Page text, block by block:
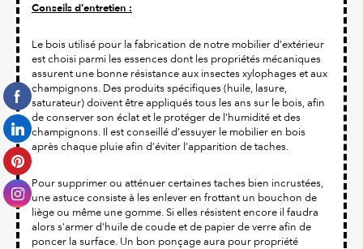
Conseils d’entretien :
Le bois utilisé pour la fabrication de notre mobilier d’extérieur
est choisi parmi les essences dont les propriétés mécaniques
assurent une bonne résistance aux insectes xylophages et aux
champignons. Des produits spécifiques (huile, lasure,
saturateur) doivent être appliqués tous les ans sur le bois, afin
de conserver son éclat et le protéger de l’humidité et des
champignons. Il est conseillé d’essuyer le mobilier en bois
après chaque pluie afin d’éviter l’apparition de taches.
Pour supprimer ou atténuer certaines taches bien incrustées,
une astuce consiste à les enlever en frottant un bouchon de
liège ou même une gomme. Si elles résistent encore il faudra
alors s'armer d'huile de coude et de papier de verre afin de
poncer la surface. Un bon ponçage aura pour propriété